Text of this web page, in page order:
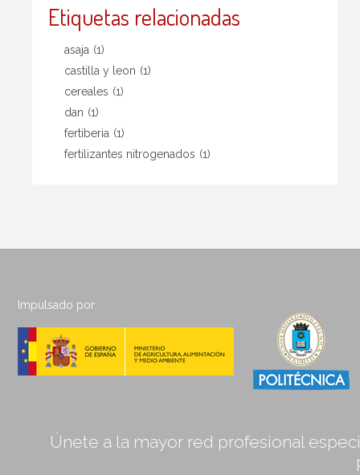
Etiquetas relacionadas
asaja (1)
castilla y leon (1)
cereales (1)
dan (1)
fertiberia (1)
fertilizantes nitrogenados (1)
Impulsado por:
Únete a la mayor red profesional